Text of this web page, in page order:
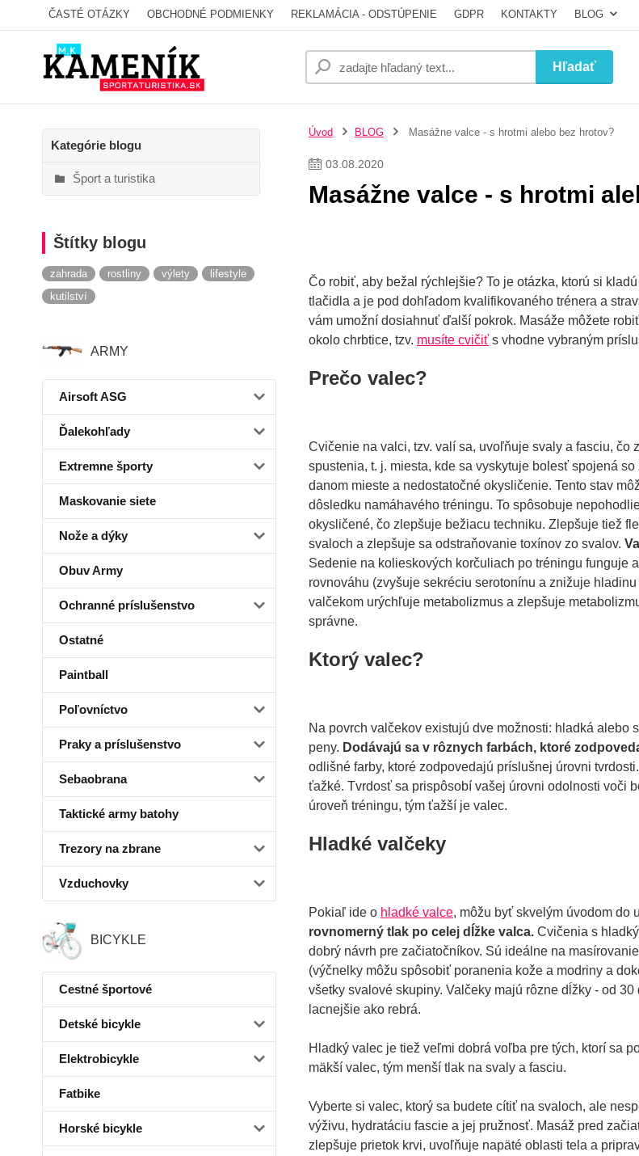
ČASTÉ OTÁZKY OBCHODNÉ PODMIENKY REKLAMÁCIA - ODSTÚPENIE GDPR KONTAKTY BLOG
Hľadať
Kategórie blogu
Šport a turistika
Štítky blogu
zahrada rostliny výlety
lifestyle
kutilství
ARMY
Airsoft ASG
Ďalekohľady
Extremne športy
Maskovanie siete
Nože a dýky
Obuv Army
Ochranné príslušenstvo
Ostatné
Paintball
Poľovníctvo
Praky a príslušenstvo
Sebaobrana
Taktické army batohy
Trezory na zbrane
Vzduchovky
BICYKLE
Cestné športové
Detské bicykle
Elektrobicykle
Fatbike
Horské bicykle
Úvod BLOG Masážne valce - s hrotmi alebo bez hrotov?
03 08 2020
Masážne valce - s hrotmi
Čo robiť, aby bežal rýchlejšie? To je otázka, ktorú si
tlačidla a je pod dohľadom kvalifikovaného trénera a
vám umožní dosiahnuť ďalší pokrok. Masáže môžete
okolo chrbtice, tzv. musíte cvičiťs vhodne vybraným
Prečo valec?
Cvičenie na valci, tzv. valí sa, uvoľňuje svaly a fasciu, čo
spustenia, t. j. miesta, kde sa vyskytuje bolesť spojená
danom mieste a nedostatočné okysličenie. Tento stav
dôsledku namáhavého tréningu. To spôsobuje
okysličené, čo zlepšuje bežiacu techniku. Zlepšuje tiež
svaloch a zlepšuje sa odstraňovanie toxínov zo svalov.
Sedenie na kolieskových korčuliach po tréningu funguje
rovnováhu (zvyšuje sekréciu serotonínu a znižuje
valčekom urýchľuje metabolizmus a zlepšuje
správne.
Ktorý valec?
Na povrch valčekov existujú dve možnosti: hladká
peny. Dodávajú sa v rôznych farbách, ktoré
odlišné farby, ktoré zodpovedajú príslušnej úrovni
ťažké. Tvrdosť sa prispôsobí vašej úrovni odolnosti voči
úroveň tréningu, tým ťažší je valec.
Hladké valčeky
Pokiaľ ide o hladké valce, môžu byť skvelým úvodom do
rovnomerný tlak po celej dĺžke valca. Cvičenia s
dobrý návrh pre začiatočníkov. Sú ideálne na
(výčnelky môžu spôsobiť poranenia kože a modriny a
všetky svalové skupiny. Valčeky majú rôzne dĺžky - od
lacnejšie ako rebrá.
Hladký valec je tiež veľmi dobrá voľba pre tých, ktorí sa
mäkší valec, tým menší tlak na svaly a fasciu.
Vyberte si valec, ktorý sa budete cítiť na svaloch, ale
výživu, hydratáciu fascie a jej pružnosť. Masáž pred
zlepšuje prietok krvi, uvoľňuje napäté oblasti tela a